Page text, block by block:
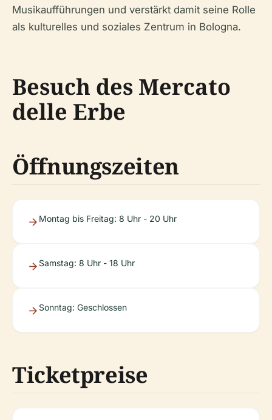
Musikaufführungen und verstärkt damit seine Rolle
als kulturelles und soziales Zentrum in Bologna.
Besuch des Mercato
delle Erbe
Öffnungszeiten
Montag bis Freitag: 8 Uhr - 20 Uhr
Samstag: 8 Uhr - 18 Uhr
Sonntag: Geschlossen
Ticketpreise